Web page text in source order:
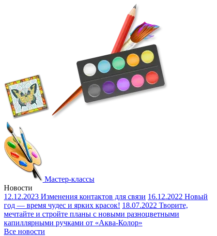
Мастер-классы
Новости
12.12.2023 Изменения контактов для связи 16.12.2022 Новый
год — время чудес и ярких красок! 18.07.2022 Творите,
мечтайте и стройте планы с новыми разноцветными
капиллярными ручками от «Аква-Колор»
Все новости